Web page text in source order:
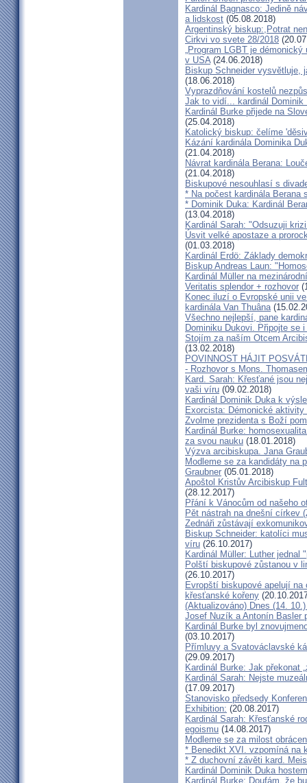
Kardinál Bagnasco: Jedině
a lidskost (05.08.2018)
Argentinský biskup:,Potrat
Cirkvi vo svete 28/2018
„Program LGBT je
v USA(24.06.2018)
Biskup Schneider vysvětluje,
(18.06.2018)
Vyprazdňování kostelů
Jak to vidí... kardinál Dominik
Kardinál Burke přijede na
(25.04.2018)
Katolický biskup: čelíme
Kázání kardinála Dominika
(21.04.2018)
Návrat kardinála Berana:
(21.04.2018)
Biskupové nesouhlasí s
* Na počest kardinála
* Dominik Duka: Kardinál
(13.04.2018)
Kardinál Sarah: "Odsuzuji
Úsvit velké apostaze a
(01.03.2018)
Kardinál Erdö: Základy
Biskup Andreas Laun:
Kardinál Müller na
Veritatis splendor + rozhovor
Konec iluzí o Evropské unii
kardinála Van Thuâna
Všechno nejlepší, pane
Dominiku Dukovi. Připojte se
Stojím za naším Otcem
(13.02.2018)
POVINNOST HÁJIT
- Rozhovor s Mons.
Kard. Sarah: Křesťané jsou
vaši víru (09.02.2018)
Kardinál Dominik Duka k
Exorcista: Démonické
Zvolme prezidenta s Boží
Kardinál Burke:
za svou nauku (18.01.2018)
Výzva arcibiskupa. Jana
Modleme se za kandidáty na
Graubner (05.01.2018)
Apoštol Kristův Arcibiskup
(28.12.2017)
Přání k Vánocům od našeho
Pět nástrah na dnešní církev
Zednáři zůstávají
Biskup Schneider: katolíci
víru (26.10.2017)
Kardinál Müller: Luther jednal
Polští biskupové zůstanou v
(26.10.2017)
Evropští biskupové apelují
křesťanské kořeny
(Aktualizováno) Dnes (14.
Josef Nuzík a Antonín Basler
Kardinál Burke byl
(03.10.2017)
Přímluvy a Svatováclavské
(29.09.2017)
Kardinál Burke: Jak překonat
Kardinál Sarah: Nejste
(17.09.2017)
Stanovisko předsedy
Exhibition: (20.08.2017)
Kardinál Sarah: Křesťanské
egoismu (14.08.2017)
Modleme se za milost
* Benedikt XVI. vzpomíná na
* Z duchovní závěti kard.
Kardinál Dominik Duka
Kardinál Burke: Doufám, že